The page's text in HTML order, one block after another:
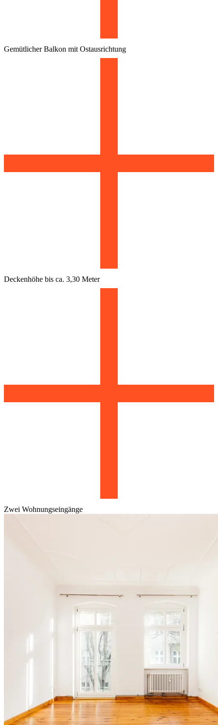
Gemütlicher Balkon mit Ostausrichtung
Deckenhöhe bis ca. 3,30 Meter
Zwei Wohnungseingänge